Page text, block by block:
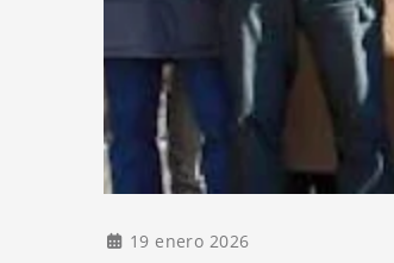
19 enero 2026